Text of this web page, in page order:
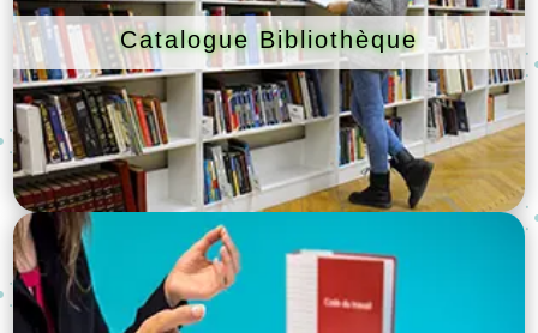
Catalogue Bibliothèque